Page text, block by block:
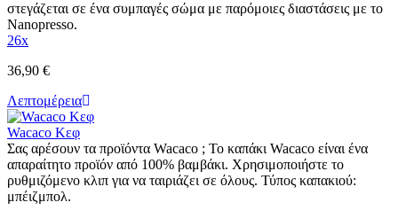
στεγάζεται σε ένα συμπαγές σώμα με παρόμοιες διαστάσεις με το
Nanopresso.
26x
36,90 €
Λεπτομέρεια
Wacaco Κεφ
Σας αρέσουν τα προϊόντα Wacaco ; Το καπάκι Wacaco είναι ένα
απαραίτητο προϊόν από 100% βαμβάκι. Χρησιμοποιήστε το
ρυθμιζόμενο κλιπ για να ταιριάζει σε όλους. Τύπος καπακιού:
μπέιζμπολ.